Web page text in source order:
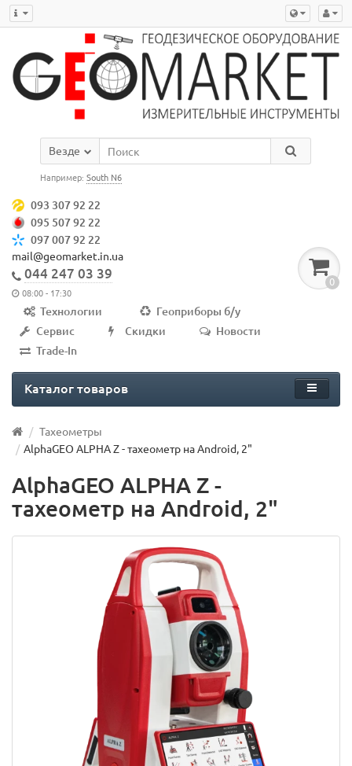
Везде
Например:South N6
093 307 92 22
095 507 92 22
097 007 92 22
mail@geomarket.in.ua
044 247 03 39
08:00 - 17:30
0
Технологии
Геоприборы б/у
Сервис
Скидки
Новости
Trade-In
Каталог товаров
Тахеометры
AlphaGEO ALPHA Z - тахеометр на Android, 2"
AlphaGEO ALPHA Z -
тахеометр на Android, 2"